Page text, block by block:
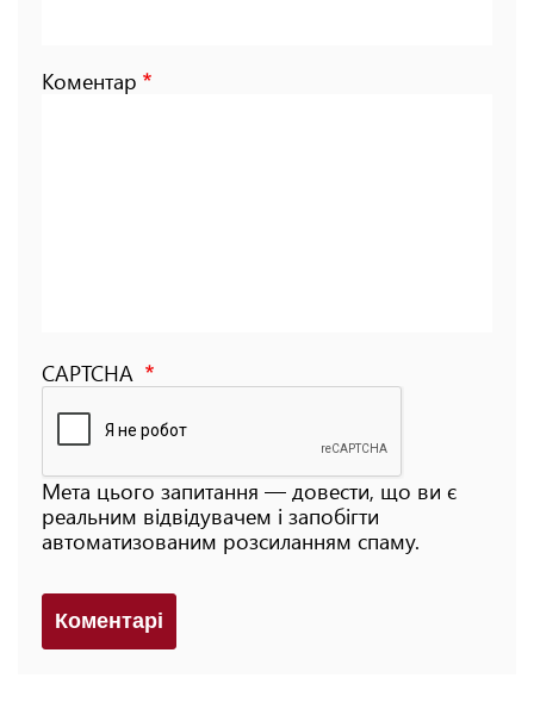
Коментар
CAPTCHA
Мета цього запитання — довести, що ви є
реальним відвідувачем і запобігти
автоматизованим розсиланням спаму.
Коментарi